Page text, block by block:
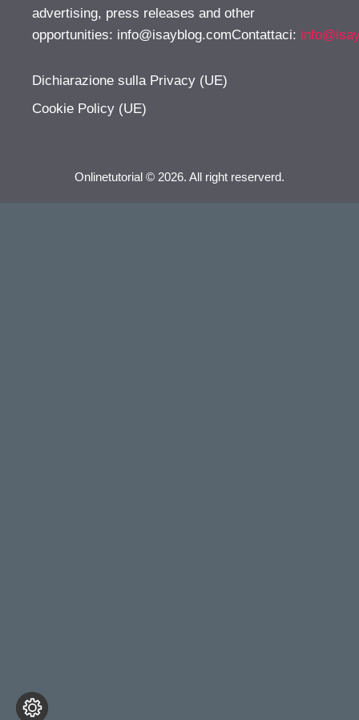
advertising, press releases and other
opportunities: info@isayblog.comContattaci:
Dichiarazione sulla Privacy (UE)
Cookie Policy (UE)
Onlinetutorial © 2026. All right reserverd.